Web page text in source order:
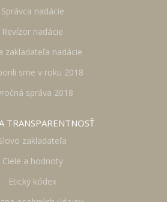
Správca nadácie
Revízor nadácie
zakladateľa nadácie
sme v roku 2018
správa 2018
TRANSPARENTNOSŤ
zakladateľa
Ciele a hodnoty
Etický kódex